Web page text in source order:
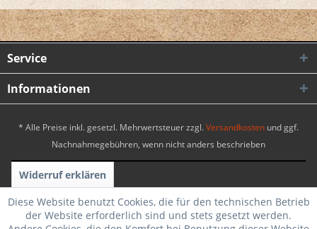
Service
Informationen
* Alle Preise inkl. gesetzl. Mehrwertsteuer zzgl.Versandkosten und ggf.
Nachnahmegebühren, wenn nicht anders beschrieben
Widerruf erklären
Realisiert mit Shopware | Theme by WebSelect
Diese Website benutzt Cookies, die für den technischen Betrieb
der Website erforderlich sind und stets gesetzt werden.